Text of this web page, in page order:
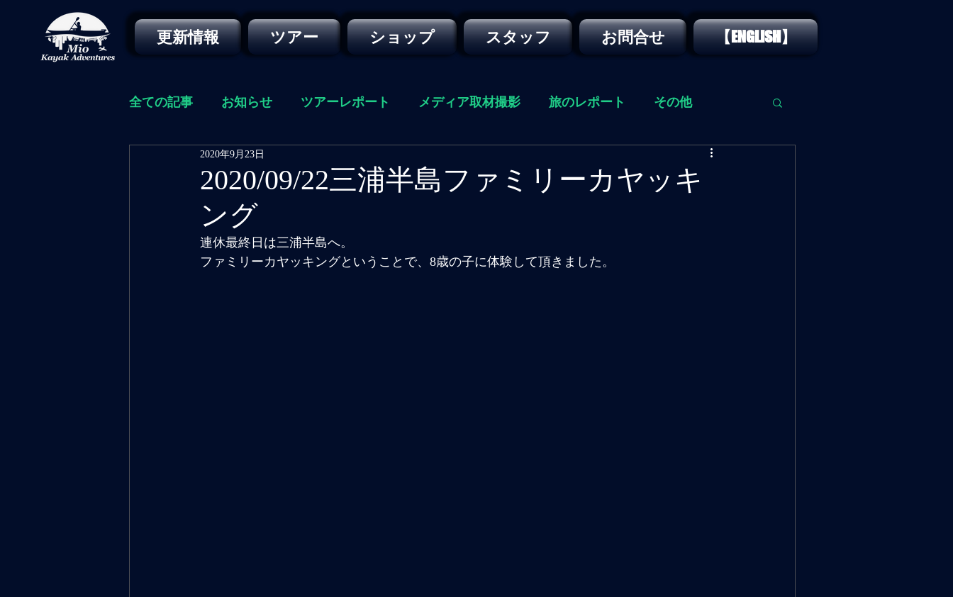
更新情報 ツアー ショップ スタッフ お問合せ 【ENGLISH】
全ての記事 お知らせ ツアーレポート メディア取材撮影 旅のレポート その他
2020/09/22三浦半島ファミリーカヤッキ
ング
2020年9月23日
連休最終日は三浦半島へ。
ファミリーカヤッキングということで、8歳の子に体験して頂きました。